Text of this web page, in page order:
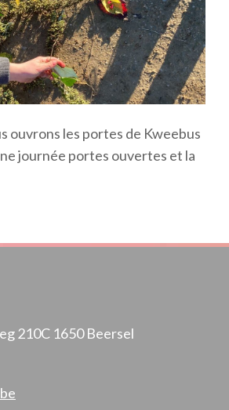
ouvrons les portes de Kweebus
journée portes ouvertes et la
210C 1650 Beersel